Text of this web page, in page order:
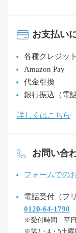
お支払い
各種クレジッ
Amazon Pay
代金引換
銀行振込（電
詳しくはこちら
お問い合
フォームでの
電話受付（フ
0120-64-1790
※受付時間 平日
※第2・4・5土曜